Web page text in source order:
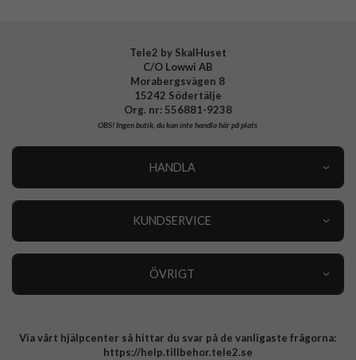
Tele2 by SkalHuset
C/O Lowwi AB
Morabergsvägen 8
15242 Södertälje
Org. nr: 556881-9238
OBS!Ingen butik, du kan inte handla här på plats
HANDLA
KUNDSERVICE
ÖVRIGT
Integritetspolicy
Via vårt hjälpcenter så hittar du svar på de vanligaste frågorna:
https://help.tillbehor.tele2.se